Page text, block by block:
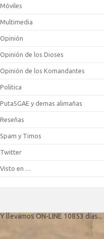
Móviles
Multimedia
Opinión
Opinión de los Dioses
Opinión de los Komandantes
Politica
PutaSGAE y demas alimañas
Reseñas
Spam y Timos
Twitter
Visto en …
Y llevamos ON-LINE 10853 días...